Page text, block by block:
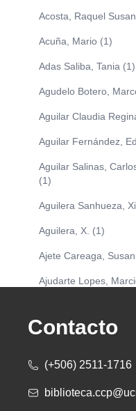
Acosta, Raquel
Acuña, Mario (1)
Adas Saliba, Tania (1)
Agudelo Botero,
Aguilar Claudia
Aguilar Fernández,
Aguilar Salinas,
(1)
Aguilera Sanhueza,
Aguilera, X. (1)
Ajete Careaga,
Ajudarte Lopes,
(1)
Albareda Tiana (1)
Alcócer Alfaro, Diana
Contacto
(+506) 2511-1716